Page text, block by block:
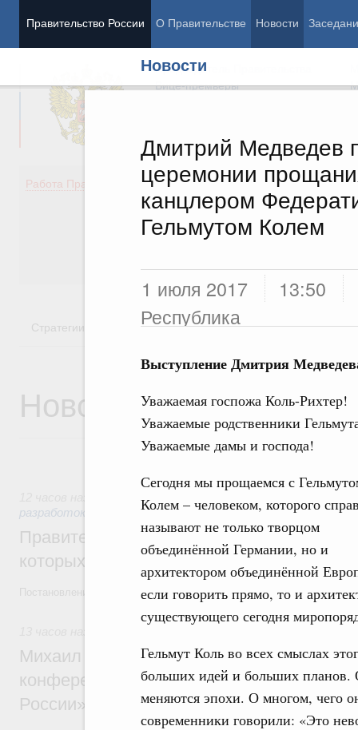
Правительство России О Правительстве Новости
Новости
Дмитрий Медведев
церемонии
канцлером
Гельмутом Колем
1 июля 2017 13:50
Республика
Выступление Дмитрия
Уважаемая госпожа Коль-Рихтер!
Уважаемые родственники
Уважаемые дамы и господа!
Сегодня мы прощаемся с
Колем – человеком, которого
называют не только творцом
объединённой Германии, но и
архитектором объединённой
если говорить прямо, то и
существующего сегодня
Гельмут Коль во всех смыслах
больших идей и больших планов.
меняются эпохи. О многом, чего
современники говорили: «Это
Председатель Правительства
Вице-премьеры
Работа Правительства
Демография
Здоровье
Образование
Культура
Государство
Стратегии Государственные программы
Новости
Государственная политика в сфере
разработок
Правительство расширило перечень
которых освобождаются от НДФЛ
Постановление от 5 августа 2026 года №978
Михаил Мишустин дал поручения по
конференции «Цифровая индустрия
России»